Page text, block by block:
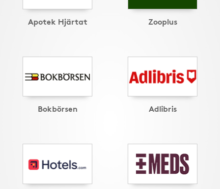
Apotek Hjärtat Zooplus
Bokbörsen Adlibris